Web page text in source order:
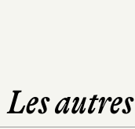
Les